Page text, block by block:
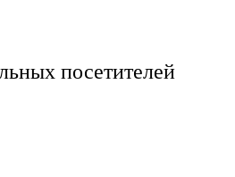
посетителей